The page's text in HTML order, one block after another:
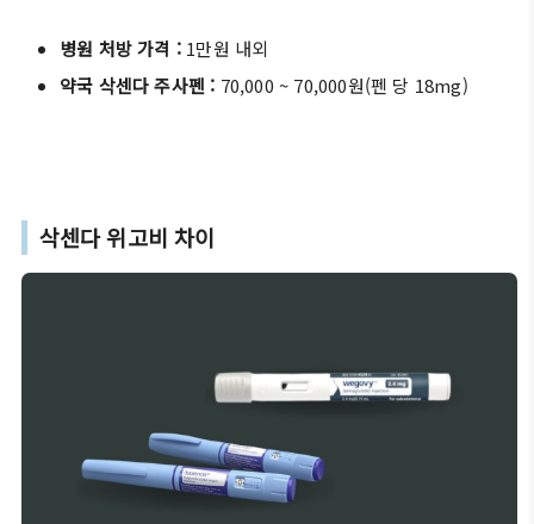
병원 처방 가격 : 1만원 내외
약국 삭센다 주사펜 : 70,000 ~ 70,000원(펜 당 18mg)
삭센다 위고비 차이